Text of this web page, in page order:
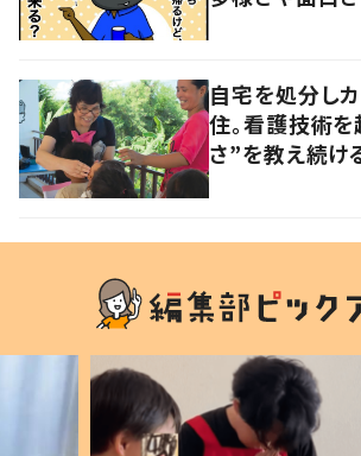
自宅を処分し
住。看護技術
さ”を教え続け